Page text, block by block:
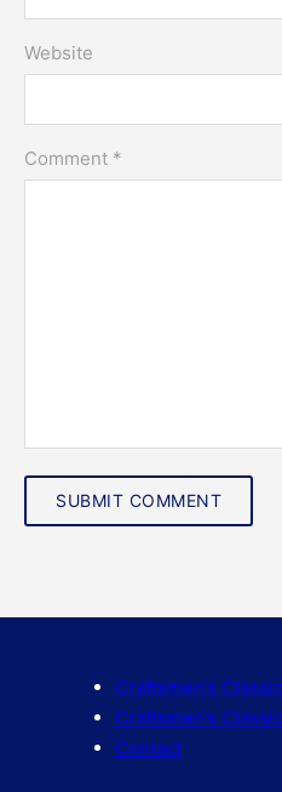
Website
Comment *
Craftsmen’s
Craftsmen’s
Contact